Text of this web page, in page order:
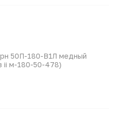
50П-180-В1Л медный
ii м-180-50-478)